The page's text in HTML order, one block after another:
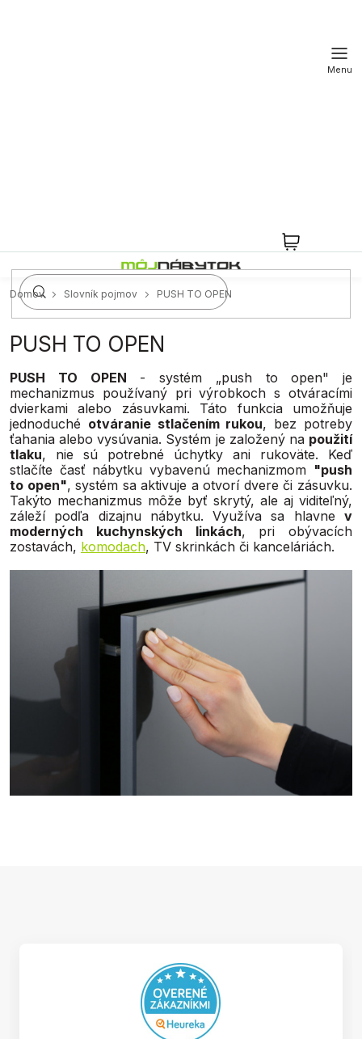
KOŠÍK
Domov Slovník pojmov PUSH TO OPEN
PUSH TO OPEN
PUSH TO OPEN - systém „push to open" je
mechanizmus používaný pri výrobkoch s otváracími
dvierkami alebo zásuvkami. Táto funkcia umožňuje
jednoduché otváranie stlačením rukou, bez potreby
ťahania alebo vysúvania. Systém je založený na použití
tlaku, nie sú potrebné úchytky ani rukoväte. Keď
stlačíte časť nábytku vybavenú mechanizmom "push
to open", systém sa aktivuje a otvorí dvere či zásuvku.
Takýto mechanizmus môže byť skrytý, ale aj viditeľný,
záleží podľa dizajnu nábytku. Využíva sa hlavne v
moderných kuchynských linkách, pri obývacích
zostavách, komodach, TV skrinkách či kanceláriách.